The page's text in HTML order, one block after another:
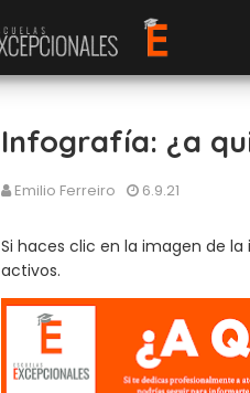
Infografía: ¿a
Emilio Ferreiro 6.9.21
Si haces clic en la imagen de
activos.